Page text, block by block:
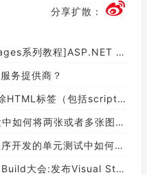
分享扩散：
Core Razor Pages中的PageModel(09)
务提供商？
包括script和style），保留纯本文
或者多张图片合并成一张图片？
如何获取当前程序集所在的目录路径？
for Mac,.NET Core以及Xamarin.Forms的最新版本及更新